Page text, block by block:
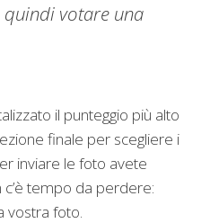
votare una
il punteggio più alto
finale per scegliere i
inviare le foto avete
tempo da perdere:
vostra foto.